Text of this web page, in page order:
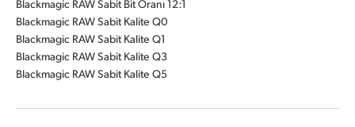
Blackmagic RAW Sabit Bit Oranı 12:1
Blackmagic RAW Sabit Kalite Q0
Blackmagic RAW Sabit Kalite Q1
Blackmagic RAW Sabit Kalite Q3
Blackmagic RAW Sabit Kalite Q5